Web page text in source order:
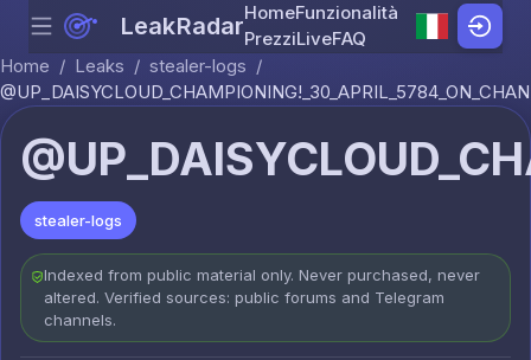
Skip to content
Menu LeakRadarHomeFunzionalità
PrezziLiveFAQ
Home / Leaks / stealer-logs /
stealer-logs
Indexed from public material only. Never purchased, never
altered. Verified sources: public forums and Telegram
channels.